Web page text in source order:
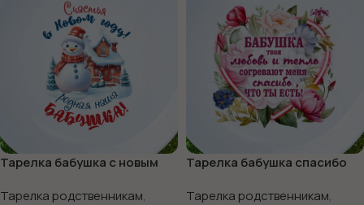
Тарелка бабушка с новым
Тарелка родственникам,
Тарелка бабушка спасибо
Тарелка родственникам,